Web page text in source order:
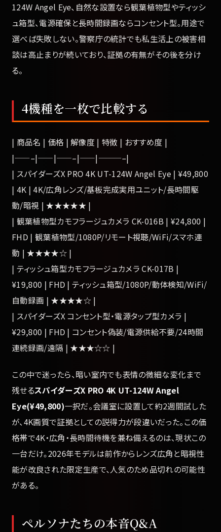
124W Angel Eye、自然な設置なら観葉植物型やティッシ
ュ箱型、電源確保と長時間録画ならコンセント型。用途で
選べば失敗しない。警察庁の統計でも私生活上の被害相
談は高止まりが続いており、証拠の有無がその後を分け
る。
4機種を一枚で比較する
| 商品名 | 価格 | 解像度 | 特徴 | おすすめ度 |
|——–|——|——–|——|———–|
| スパイダーズX PRO 4K UT-124W Angel Eye | ¥49,800
| 4K | 4K/広角レンズ/基板完成実用ユニット/長時間駆
動/暗視 | ★★★★★ |
| 観葉植物型カモフラージュカメラ CK-016B | ¥24,800 |
FHD | 観葉植物型/1080P/リモート視聴/WiFi/スマホ連
動 | ★★★★☆ |
| ティッシュ箱型カモフラージュカメラ CK-017B |
¥19,800 | FHD | ティッシュ箱型/1080P/動体検知/WiFi/
自動録画 | ★★★★☆ |
| スパイダーズX コンセント型・電源タップ型カメラ |
¥29,800 | FHD | コンセント偽装/電源供給不要/24時間
連続録画/遠隔 | ★★★☆☆ |
この中で迷ったら、暗い室内でも表情の微細な変化まで
残せるスパイダーズX PRO 4K UT-124W Angel
Eye(¥49,800)一択だ。会議室に設置して約2週間試した
が、4K画質で証拠としての説得力が段違いだった。この価
格帯で4K・広角・長時間待機を兼ね備えるのは、現状この
一台だけ。2026年モデルは前作からレンズ広角と暗視性
能が改良された限定生産で、人気のため品切れの可能性
がある。
ペルソナたちの本音Q&A